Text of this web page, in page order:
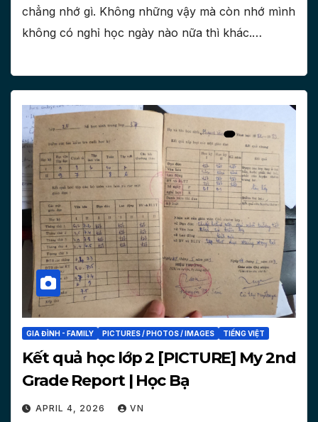
chẳng nhớ gì. Không những vậy mà còn nhớ mình
không có nghỉ học ngày nào nữa thì khác.…
GIA ĐÌNH - FAMILY PICTURES / PHOTOS / IMAGES TIẾNG VIỆT
Kết quả học lớp 2 [PICTURE] My 2nd
Grade Report | Học Bạ
APRIL 4, 2026 VN